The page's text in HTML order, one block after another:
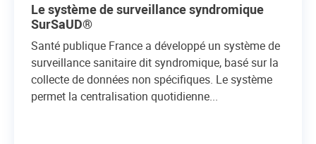
Le système de surveillance syndromique
SurSaUD®
Santé publique France a développé un système de
surveillance sanitaire dit syndromique, basé sur la
collecte de données non spécifiques. Le système
permet la centralisation quotidienne...